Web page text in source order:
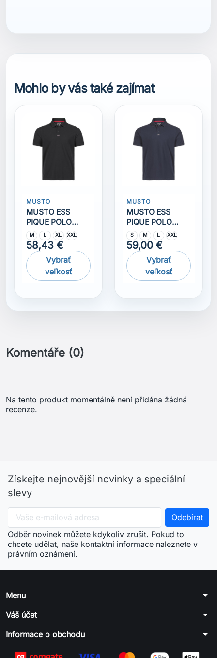
Mohlo by vás také zajímat
MUSTO
MUSTO ESS
PIQUE POLO
černá
M L XL XXL
58,43 €
Vybrať
veľkosť
MUSTO
MUSTO ESS
PIQUE POLO
NAVY
S M L XXL
59,00 €
Vybrať
veľkosť
Komentáře (0)
Na tento produkt momentálně není přidána žádná
recenze.
Získejte nejnovější novinky a speciální
slevy
Odběr novinek můžete kdykoliv zrušit. Pokud to
chcete udělat, naše kontaktní informace naleznete v
právním oznámení.
Menu arrow_drop_down
Váš účet arrow_drop_down
Informace o obchodu arrow_drop_down